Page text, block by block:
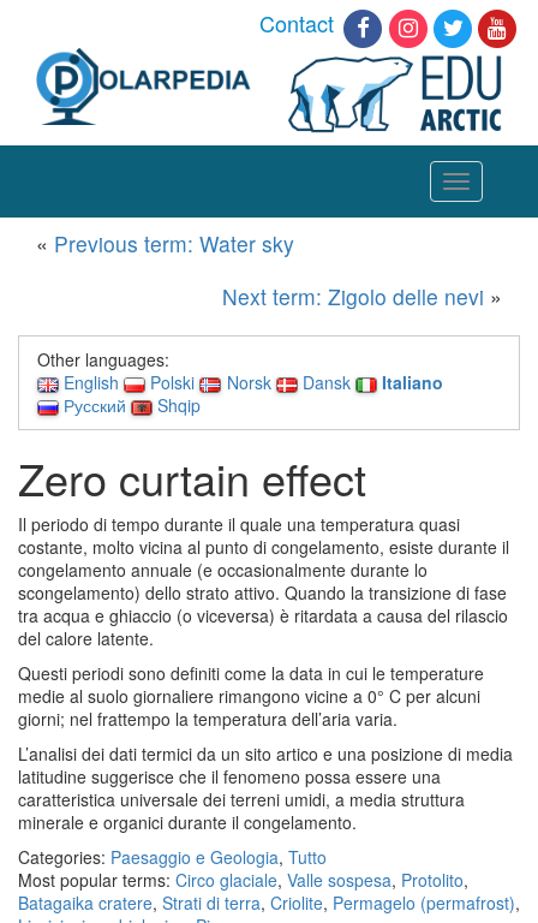
Contact
Toggle
navigation
« Previous term: Water sky
Next term: Zigolo delle nevi »
Other languages:
English
Polski Norsk Dansk
Italiano
Русский
Shqip
Zero curtain effect
Il periodo di tempo durante il quale una temperatura quasi
costante, molto vicina al punto di congelamento, esiste durante il
congelamento annuale (e occasionalmente durante lo
scongelamento) dello strato attivo. Quando la transizione di fase
tra acqua e ghiaccio (o viceversa) è ritardata a causa del rilascio
del calore latente.
Questi periodi sono definiti come la data in cui le temperature
medie al suolo giornaliere rimangono vicine a 0° C per alcuni
giorni; nel frattempo la temperatura dell’aria varia.
L’analisi dei dati termici da un sito artico e una posizione di media
latitudine suggerisce che il fenomeno possa essere una
caratteristica universale dei terreni umidi, a media struttura
minerale e organici durante il congelamento.
Categories: Paesaggio e Geologia, Tutto
Most popular terms: Circo glaciale, Valle sospesa, Protolito,
Batagaika cratere, Strati di terra, Criolite, Permagelo (permafrost),